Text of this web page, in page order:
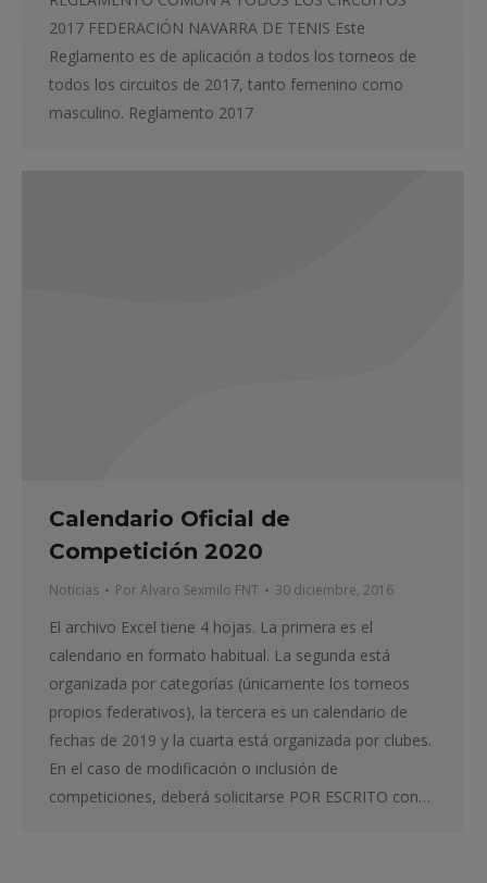
2017 FEDERACIÓN NAVARRA DE TENIS Este
Reglamento es de aplicación a todos los torneos de
todos los circuitos de 2017, tanto femenino como
masculino. Reglamento 2017
Calendario Oficial de
Competición 2020
Noticias PorAlvaro Sexmilo FNT 30 diciembre, 2016
El archivo Excel tiene 4 hojas. La primera es el
calendario en formato habitual. La segunda está
organizada por categorías (únicamente los torneos
propios federativos), la tercera es un calendario de
fechas de 2019 y la cuarta está organizada por clubes.
En el caso de modificación o inclusión de
competiciones, deberá solicitarse POR ESCRITO con…